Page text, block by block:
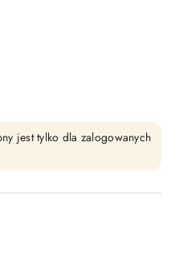
jest tylko dla zalogowanych